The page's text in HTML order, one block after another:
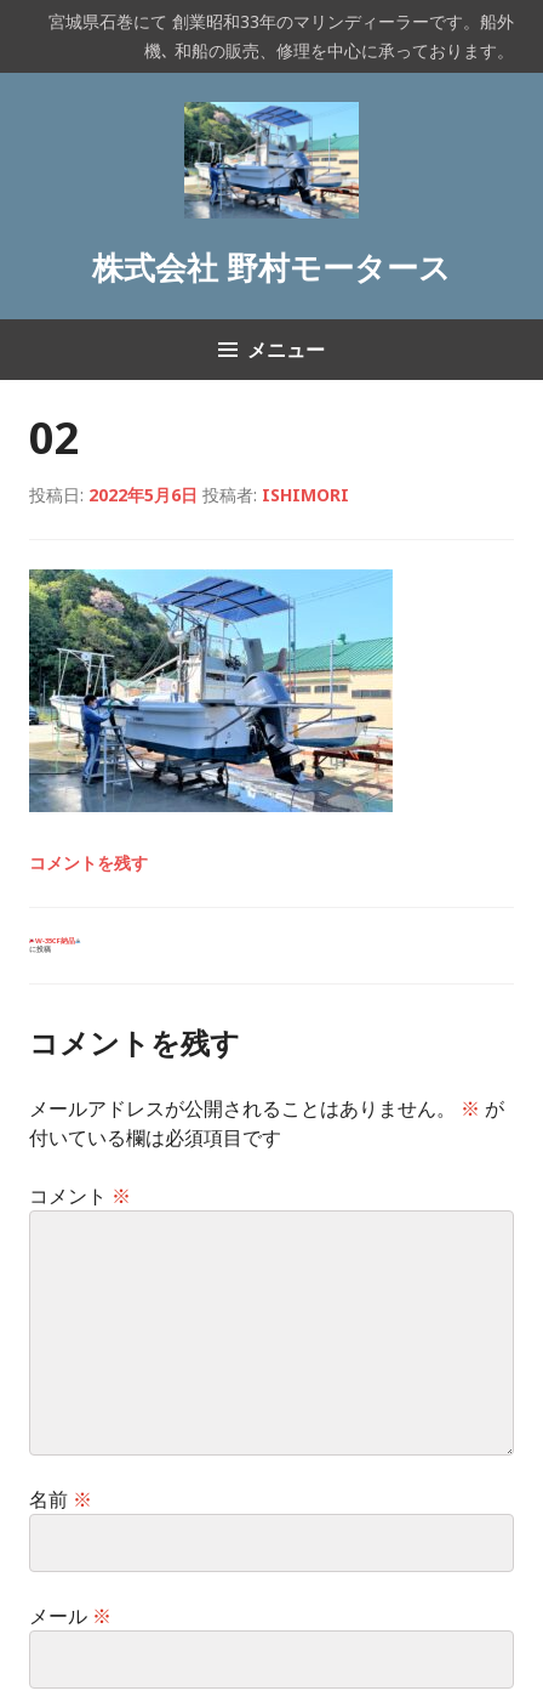
テ
宮城県石巻にて 創業昭和33年のマリンディーラーです。船外
機､ 和船の販売、修理を中心に承っております。
株式会社 野村モータース
メニュー
02
投稿日: 2022年5月6日 投稿者: ISHIMORI
コメントを残す
投
シ
ョ
W-35CF納品
に投稿
コメントを残す
メールアドレスが公開されることはありません。 ※ が
付いている欄は必須項目です
コメント ※
名前 ※
メール ※